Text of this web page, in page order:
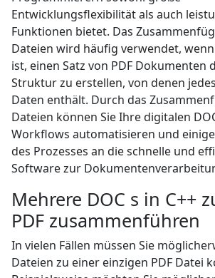
Entwicklungsflexibilität als auch
Funktionen bietet. Das
Dateien wird häufig verwendet,
ist, einen Satz von PDF Dokumenten
Struktur zu erstellen, von denen
Daten enthält. Durch das
Dateien können Sie Ihre digitalen
Workflows automatisieren und
des Prozesses an die schnelle und
Software zur
Mehrere DOC s in C++
PDF zusammenführen
In vielen Fällen müssen Sie
Dateien zu einer einzigen PDF Datei